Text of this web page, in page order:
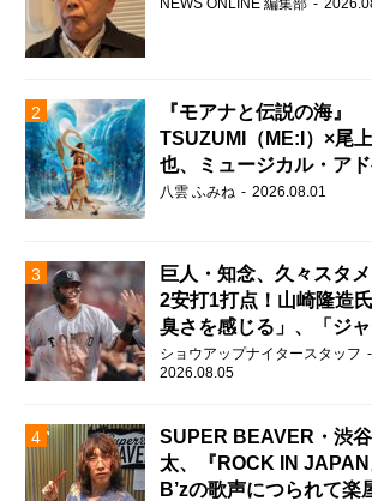
NEWS ONLINE 編集部
『モアナと伝説の海』
TSUZUMI（ME:I）×尾
也、ミュージカル・ア
チャーで美声を響かせる
八雲 ふみね 2026.08.01
巨人・知念、久々スタ
2安打1打点！山崎隆造
臭さを感じる」、「ジ
ンツには少ないタイプ」
ショウアップナイタースタッフ
2026.08.05
SUPER BEAVER・渋
太、『ROCK IN
B’zの歌声につられて楽